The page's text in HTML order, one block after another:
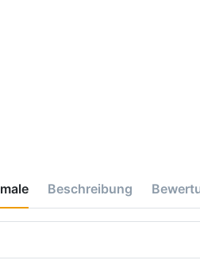
Beschreibung